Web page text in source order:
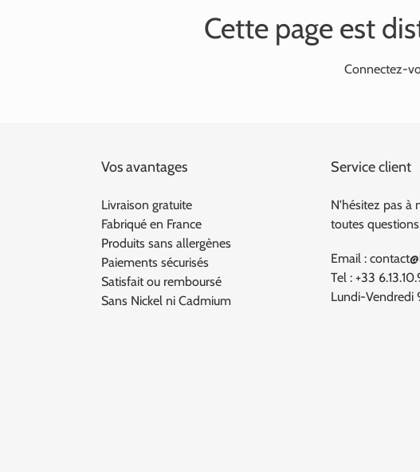
Cette page est
Connectez-
Vos avantages
Livraison gratuite
Fabriqué en France
Produits sans allergènes
Paiements sécurisés
Satisfait ou remboursé
Sans Nickel ni Cadmium
Service client
N'hésitez pas à
toutes
Email :
Tel : +33
Lundi-Vendredi